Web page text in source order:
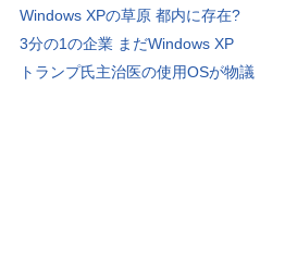
Windows XPの草原 都内に存在?
3分の1の企業 まだWindows XP
トランプ氏主治医の使用OSが物議